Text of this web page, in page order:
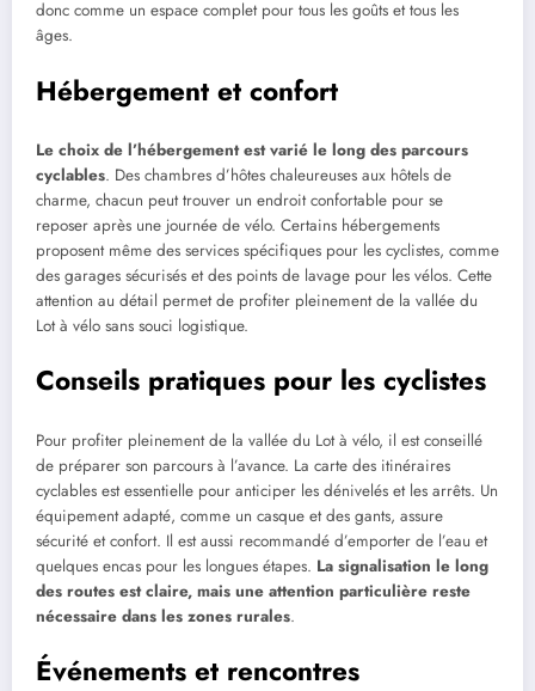
donc comme un espace complet pour tous les goûts et tous les
âges.
Hébergement et confort
Le choix de l’hébergement est varié le long des parcours
cyclables. Des chambres d’hôtes chaleureuses aux hôtels de
charme, chacun peut trouver un endroit confortable pour se
reposer après une journée de vélo. Certains hébergements
proposent même des services spécifiques pour les cyclistes, comme
des garages sécurisés et des points de lavage pour les vélos. Cette
attention au détail permet de profiter pleinement de la vallée du
Lot à vélo sans souci logistique.
Conseils pratiques pour les cyclistes
Pour profiter pleinement de la vallée du Lot à vélo, il est conseillé
de préparer son parcours à l’avance. La carte des itinéraires
cyclables est essentielle pour anticiper les dénivelés et les arrêts. Un
équipement adapté, comme un casque et des gants, assure
sécurité et confort. Il est aussi recommandé d’emporter de l’eau et
quelques encas pour les longues étapes. La signalisation le long
des routes est claire, mais une attention particulière reste
nécessaire dans les zones rurales.
Événements et rencontres